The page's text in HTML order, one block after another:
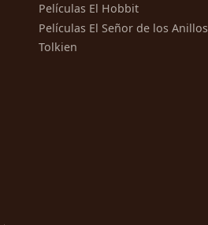
Películas El Hobbit
Películas El Señor de los Anillos
Tolkien